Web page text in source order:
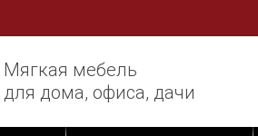
3 этаж, секция М-1
Мягкая мебель
для дома, офиса, дачи